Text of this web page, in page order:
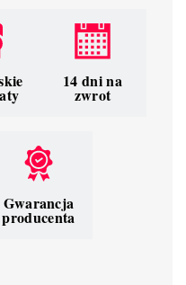
14 dni na
zwrot
Gwarancja
producenta